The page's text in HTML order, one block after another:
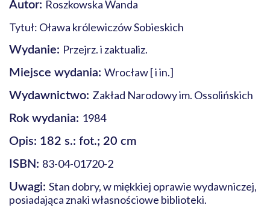
Autor: Roszkowska Wanda
Tytuł: Oława królewiczów Sobieskich
Wydanie: Przejrz. i zaktualiz.
Miejsce wydania: Wrocław [ i in.]
Wydawnictwo: Zakład Narodowy im. Ossolińskich
Rok wydania: 1984
Opis: 182 s.: fot.; 20 cm
ISBN: 83-04-01720-2
Uwagi: Stan dobry, w miękkiej oprawie wydawniczej,
posiadająca znaki własnościowe biblioteki.